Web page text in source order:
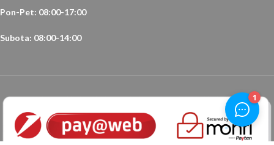
Pon-Pet: 08:00-17:00
Subota: 08:00-14:00